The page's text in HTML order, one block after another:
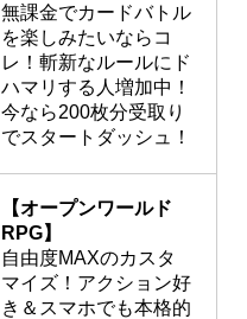
無課金でカードバトル
を楽しみたいならコ
レ！斬新なルールにド
ハマリする人増加中！
今なら200枚分受取り
でスタートダッシュ！
【オープンワールド
RPG】
自由度MAXのカスタ
マイズ！アクション好
き＆スマホでも本格的